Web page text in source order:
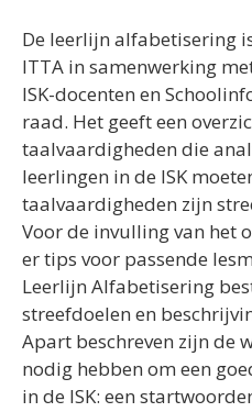
De leerlijn alfabetisering
ITTA in samenwerking
ISK-docenten en
raad. Het geeft een
taalvaardigheden die
leerlingen in de ISK
taalvaardigheden zijn
Voor de invulling van het
er tips voor passende
Leerlijn Alfabetisering
streefdoelen en
Apart beschreven zijn de
nodig hebben om een
in de ISK: een